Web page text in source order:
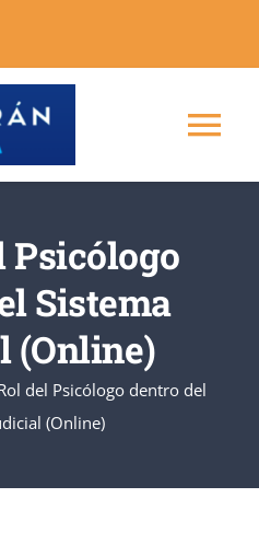
Psicólogo
Sistema
(Online)
del Psicólogo dentro del
(Online)